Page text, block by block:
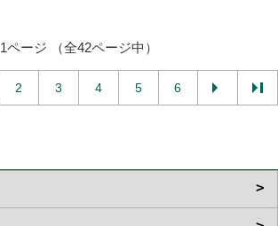
1ページ （全42ページ中）
2 3 4 5 6